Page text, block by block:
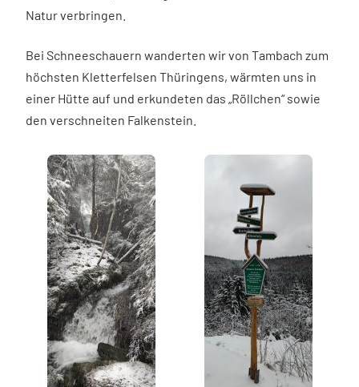
Natur verbringen.
Bei Schneeschauern wanderten wir von Tambach zum
höchsten Kletterfelsen Thüringens, wärmten uns in
einer Hütte auf und erkundeten das „Röllchen“ sowie
den verschneiten Falkenstein.